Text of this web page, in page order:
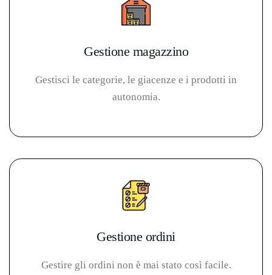
Gestione magazzino
Gestisci le categorie, le giacenze e i prodotti in
autonomia.
Gestione ordini
Gestire gli ordini non è mai stato così facile.